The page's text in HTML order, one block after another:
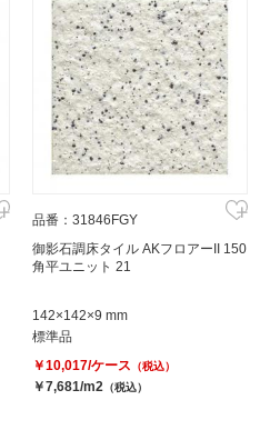
品番：31846FGY
御影石調床タイル AKフロアーII 150
角平ユニット 21
142×142×9 mm
標準品
￥10,017/ケース （税込）
￥7,681/m2 （税込）